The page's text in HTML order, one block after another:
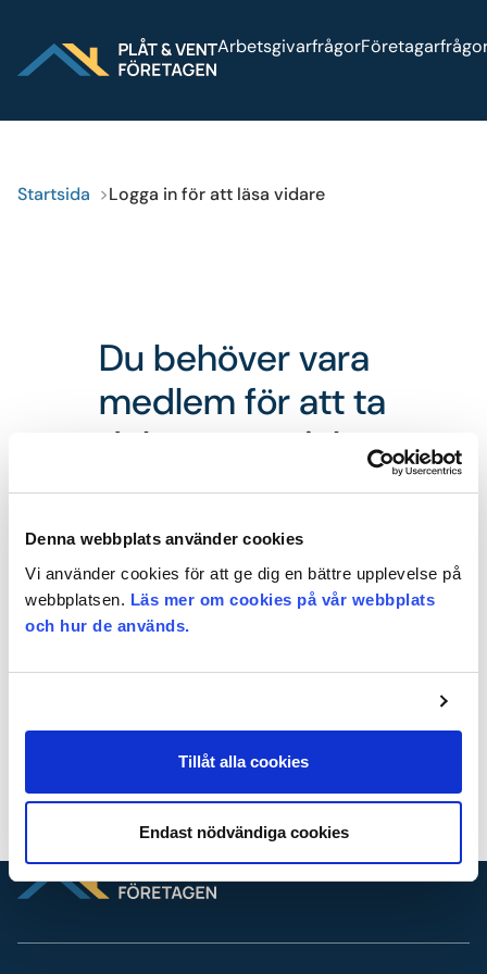
Denna webbplats använder cookies
Vi använder cookies för att ge dig en bättre upplevelse på
webbplatsen. Läs mer om cookies på vår webbplats
och hur de används.
Tillåt alla cookies
Endast nödvändiga cookies
Press
Logga inBli medlemArbetsgivarfrågor
Startsida Logga in för att läsa vidare
Du behöver vara
medlem för att ta
del av materialet.
med e-post och lösenord.
Logga in för att läsa
Logga in med BankId
Glömt lösenordet?